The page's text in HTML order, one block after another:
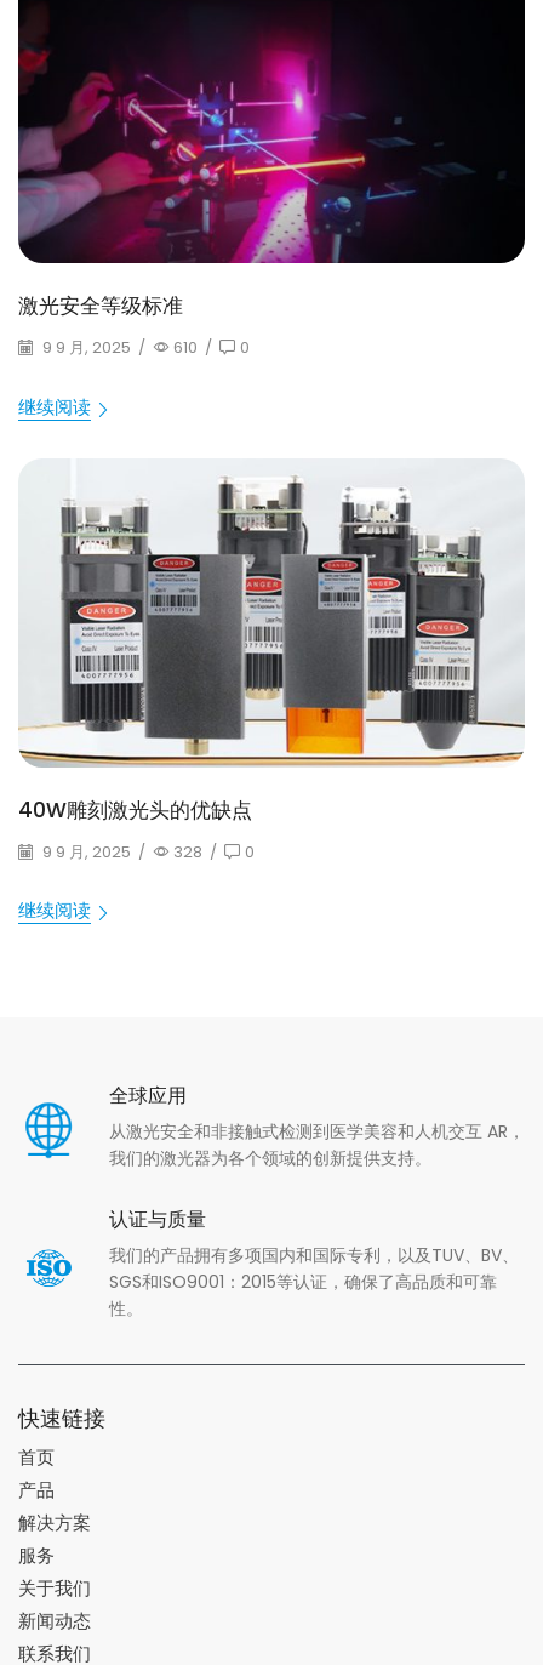
激光安全等级标准
9 9 月, 2025 / 610 / 0
继续阅读
40W雕刻激光头的优缺点
9 9 月, 2025 / 328 / 0
继续阅读
全球应用
从激光安全和非接触式检测到医学美容和人机交互 AR，
我们的激光器为各个领域的创新提供支持。
认证与质量
我们的产品拥有多项国内和国际专利，以及TUV、BV、
SGS和ISO9001：2015等认证，确保了高品质和可靠
性。
快速链接
首页
产品
解决方案
服务
关于我们
新闻动态
联系我们